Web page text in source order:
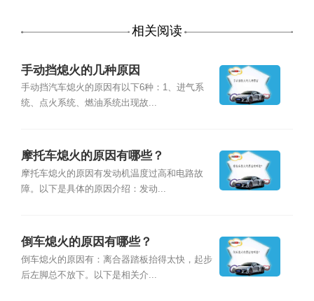
相关阅读
手动挡熄火的几种原因
手动挡汽车熄火的原因有以下6种：1、进气系
统、点火系统、燃油系统出现故...
摩托车熄火的原因有哪些？
摩托车熄火的原因有发动机温度过高和电路故
障。以下是具体的原因介绍：发动...
倒车熄火的原因有哪些？
倒车熄火的原因有：离合器踏板抬得太快，起步
后左脚总不放下。以下是相关介...